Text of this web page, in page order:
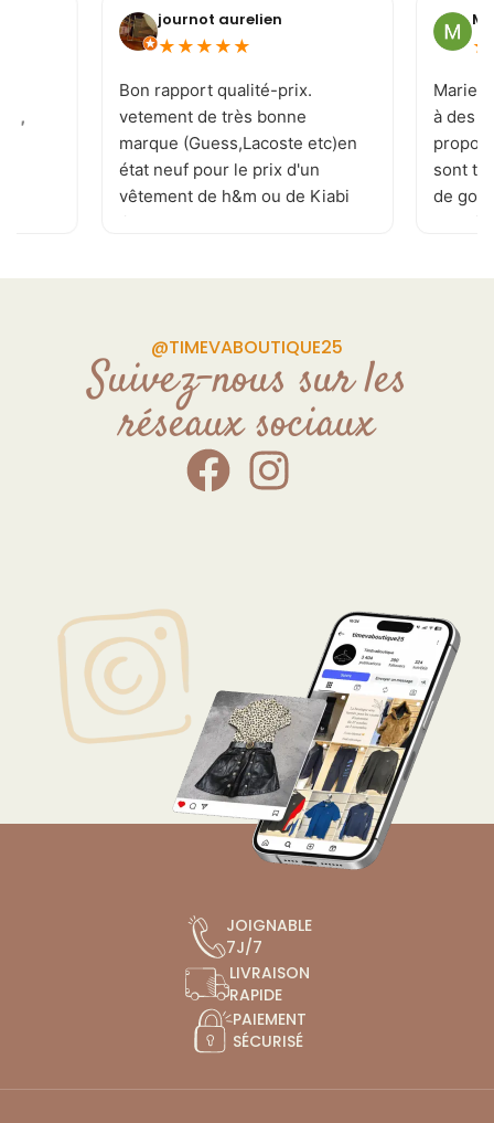
! ,
journot aurelien
★ ★ ★ ★ ★
Bon rapport qualité-prix.
vetement de très bonne
marque (Guess,Lacoste etc)en
état neuf pour le prix d'un
vêtement de h&m ou de Kiabi
.je recommande . page
plusieurs fois par jour
souriante et a l'écoute de vos
demande Donc allé y sans
craintes
★
Marie-
à des
sont
de
@TIMEVABOUTIQUE25
Suivez-nous sur les
réseaux sociaux
JOIGNABLE
7J/7
LIVRAISON
RAPIDE
PAIEMENT
SÉCURISÉ